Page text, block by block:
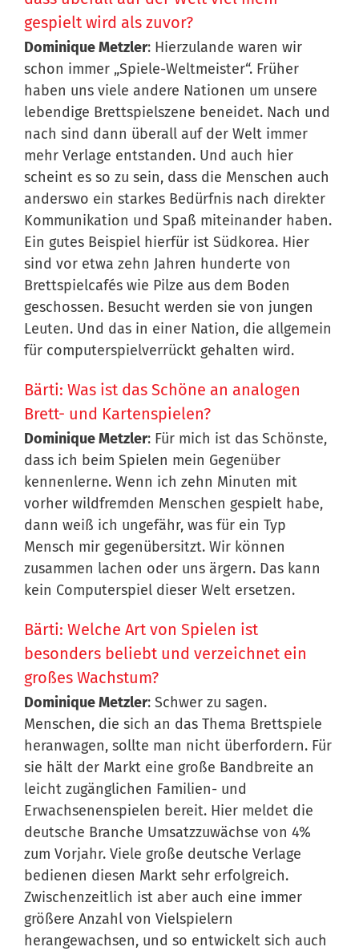
gespielt wird als zuvor?
Dominique Metzler: Hierzulande waren wir
schon immer „Spiele-Weltmeister“. Früher
haben uns viele andere Nationen um unsere
lebendige Brettspielszene beneidet. Nach und
nach sind dann überall auf der Welt immer
mehr Verlage entstanden. Und auch hier
scheint es so zu sein, dass die Menschen auch
anderswo ein starkes Bedürfnis nach direkter
Kommunikation und Spaß miteinander haben.
Ein gutes Beispiel hierfür ist Südkorea. Hier
sind vor etwa zehn Jahren hunderte von
Brettspielcafés wie Pilze aus dem Boden
geschossen. Besucht werden sie von jungen
Leuten. Und das in einer Nation, die allgemein
für computerspielverrückt gehalten wird.
Bärti: Was ist das Schöne an analogen
Brett- und Kartenspielen?
Dominique Metzler: Für mich ist das Schönste,
dass ich beim Spielen mein Gegenüber
kennenlerne. Wenn ich zehn Minuten mit
vorher wildfremden Menschen gespielt habe,
dann weiß ich ungefähr, was für ein Typ
Mensch mir gegenübersitzt. Wir können
zusammen lachen oder uns ärgern. Das kann
kein Computerspiel dieser Welt ersetzen.
Bärti: Welche Art von Spielen ist
besonders beliebt und verzeichnet ein
großes Wachstum?
Dominique Metzler: Schwer zu sagen.
Menschen, die sich an das Thema Brettspiele
heranwagen, sollte man nicht überfordern. Für
sie hält der Markt eine große Bandbreite an
leicht zugänglichen Familien- und
Erwachsenenspielen bereit. Hier meldet die
deutsche Branche Umsatzzuwächse von 4%
zum Vorjahr. Viele große deutsche Verlage
bedienen diesen Markt sehr erfolgreich.
Zwischenzeitlich ist aber auch eine immer
größere Anzahl von Vielspielern
herangewachsen, und so entwickelt sich auch